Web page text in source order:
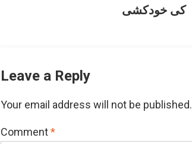
کی خودکشی
Leave a Reply
Your email address will not be published.
Comment*